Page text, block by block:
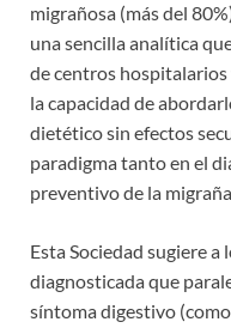
migrañosa (más del
una sencilla analítica
de centros hospitalarios
la capacidad de
dietético sin efectos
paradigma tanto en el
preventivo de la
Esta Sociedad sugiere
diagnosticada que
síntoma digestivo